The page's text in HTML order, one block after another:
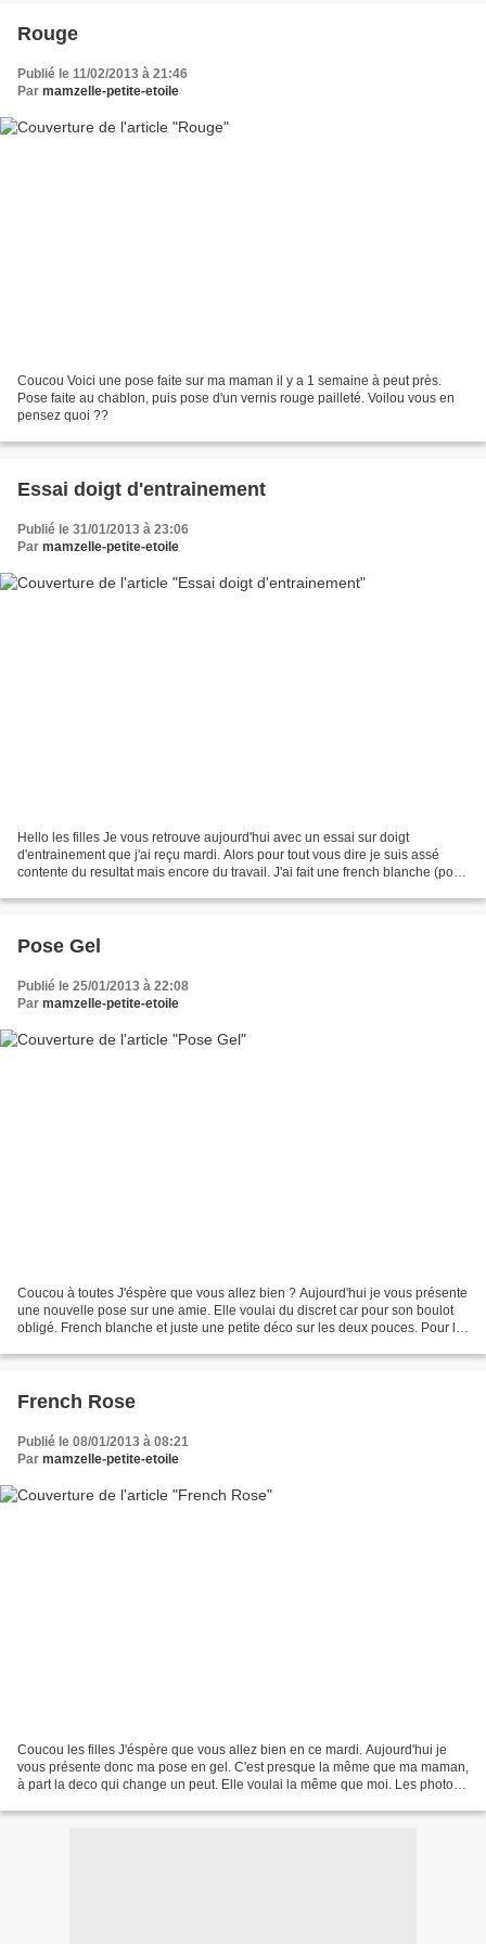
Rouge
Publié le 11/02/2013 à 21:46
Par mamzelle-petite-etoile
Coucou Voici une pose faite sur ma maman il y a 1 semaine à peut près.
Pose faite au chablon, puis pose d'un vernis rouge pailleté. Voilou vous en
pensez quoi ??
Essai doigt d'entrainement
Publié le 31/01/2013 à 23:06
Par mamzelle-petite-etoile
Hello les filles Je vous retrouve aujourd'hui avec un essai sur doigt
d'entrainement que j'ai reçu mardi. Alors pour tout vous dire je suis assé
contente du resultat mais encore du travail. J'ai fait une french blanche (pour
Pose Gel
Publié le 25/01/2013 à 22:08
Par mamzelle-petite-etoile
Coucou à toutes J'éspère que vous allez bien ? Aujourd'hui je vous présente
une nouvelle pose sur une amie. Elle voulai du discret car pour son boulot
obligé. French blanche et juste une petite déco sur les deux pouces. Pour la
French Rose
Publié le 08/01/2013 à 08:21
Par mamzelle-petite-etoile
Coucou les filles J'éspère que vous allez bien en ce mardi. Aujourd'hui je
vous présente donc ma pose en gel. C'est presque la même que ma maman,
à part la deco qui change un peut. Elle voulai la même que moi. Les photos :